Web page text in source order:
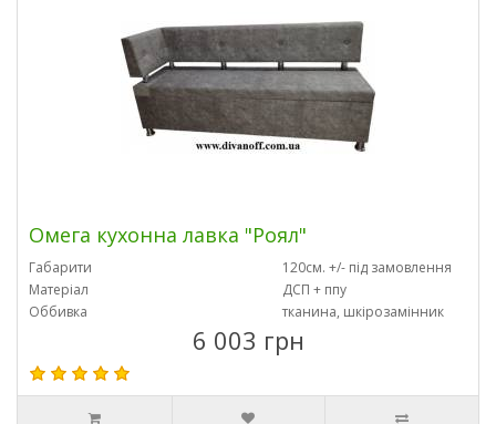
Омега кухонна лавка "Роял"
Габарити
120см. +/- під замовлення
Матеріал
ДСП + ппу
Оббивка
тканина, шкірозамінник
6 003 грн